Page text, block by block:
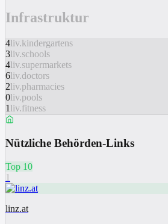
Infrastruktur
4liv.kindergartens
3liv.schools
4liv.supermarkets
6liv.doctors
2liv.pharmacies
0liv.pools
1 liv.fitness
Nützliche Behörden-Links
Top 10
1
linz.at